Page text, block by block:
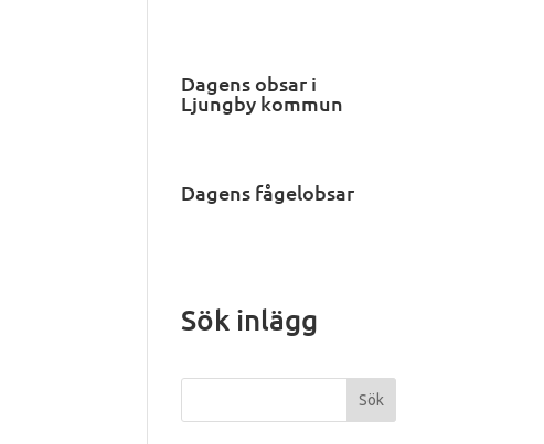
Dagens obsar i
Ljungby kommun
Dagens fågelobsar
Sök inlägg
Sök